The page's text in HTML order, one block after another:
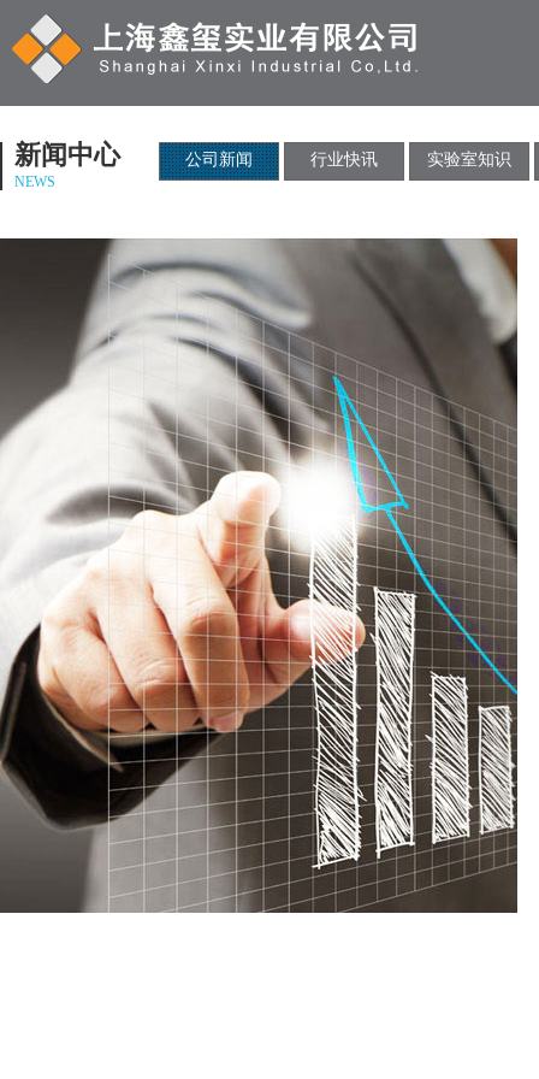
新闻中心
NEWS
公司新闻 行业快讯 实验室知识